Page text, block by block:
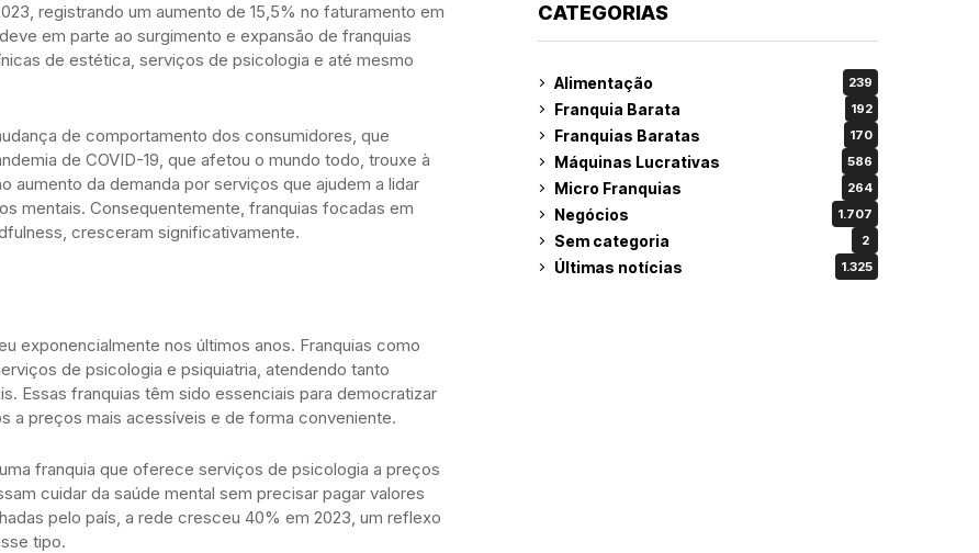
registrando um aumento de 15,5% no faturamento em
em parte ao surgimento e expansão de franquias
de estética, serviços de psicologia e até mesmo
de comportamento dos consumidores, que
de COVID-19, que afetou o mundo todo, trouxe à
aumento da demanda por serviços que ajudem a lidar
mentais. Consequentemente, franquias focadas em
cresceram significativamente.
exponencialmente nos últimos anos. Franquias como
de psicologia e psiquiatria, atendendo tanto
Essas franquias têm sido essenciais para democratizar
a preços mais acessíveis e de forma conveniente.
franquia que oferece serviços de psicologia a preços
cuidar da saúde mental sem precisar pagar valores
pelo país, a rede cresceu 40% em 2023, um reflexo
tipo.
CATEGORIAS
Alimentação 239
Franquia Barata 192
Franquias Baratas 170
Máquinas Lucrativas 586
Micro Franquias 264
Negócios 1.707
Sem categoria 2
Últimas notícias 1.325